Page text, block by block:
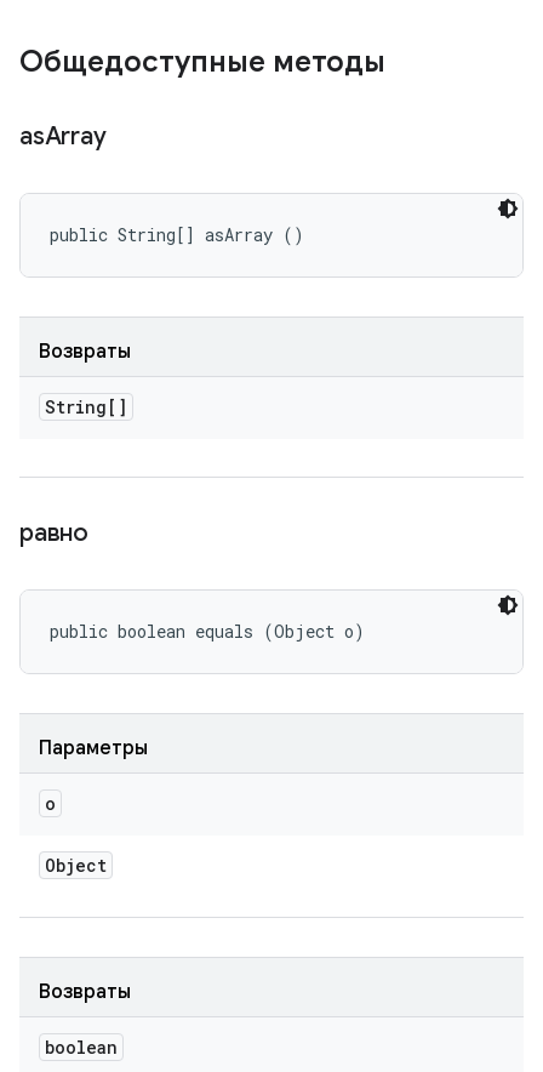
Общедоступные методы
asArray
public String[] asArray ()
Возвраты
String[]
равно
public boolean equals (Object o)
Параметры
o
Object
Возвраты
boolean